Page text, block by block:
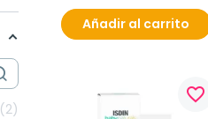
2
Añadir al carrito
favorite_border